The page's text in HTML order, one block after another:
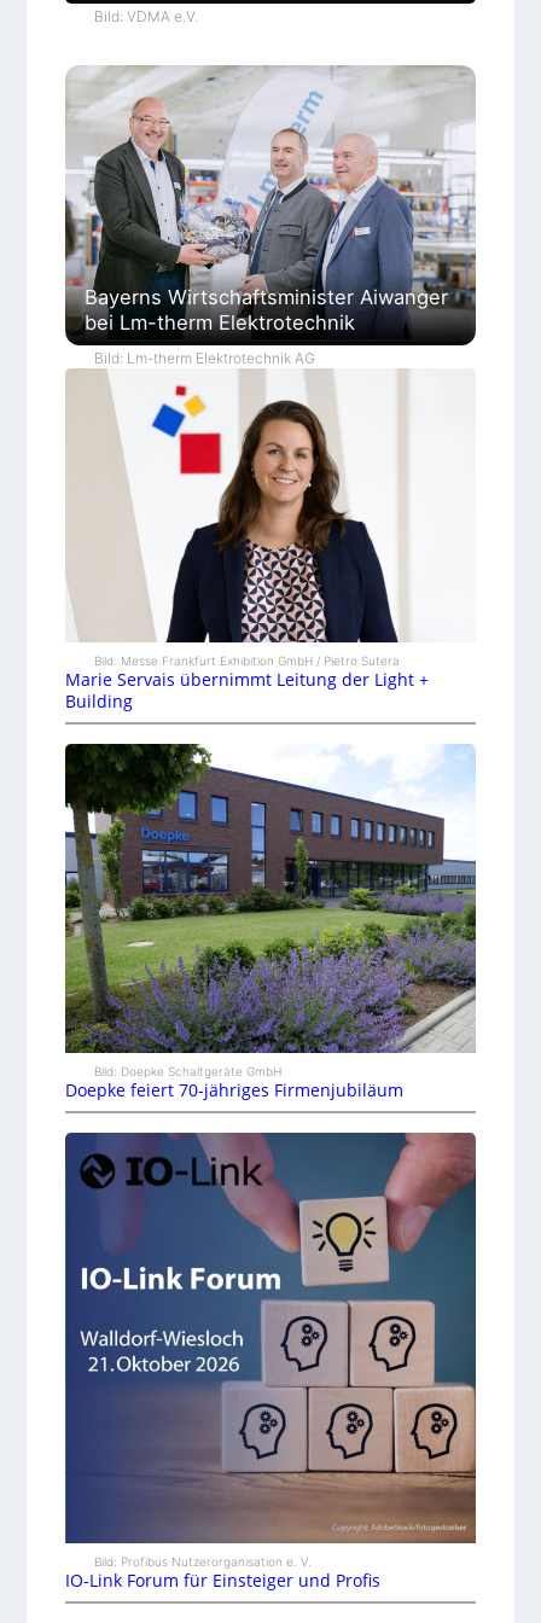
Bild: VDMA e.V.
Bayerns Wirtschaftsminister Aiwanger
bei Lm-therm Elektrotechnik
Bild: Lm-therm Elektrotechnik AG
Bild: Messe Frankfurt Exhibition GmbH / Pietro Sutera
Marie Servais übernimmt Leitung der Light +
Building
Bild: Doepke Schaltgeräte GmbH
Doepke feiert 70-jähriges Firmenjubiläum
Bild: Profibus Nutzerorganisation e. V.
IO-Link Forum für Einsteiger und Profis